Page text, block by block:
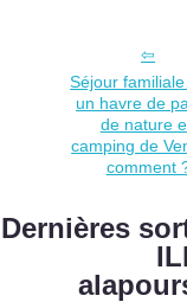
Séjour
un havre de
de nature
camping de
comment
Dernières